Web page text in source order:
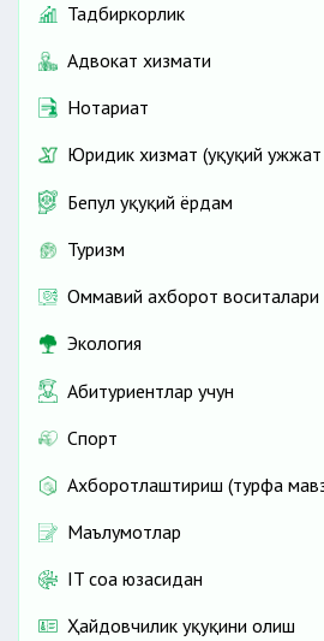
Тадбиркорлик
Адвокат хизмати
Нотариат
Юридик хизмат (ҳуқуқий
Бепул ҳуқуқий ёрдам
Туризм
Оммавий ахборот воситалари
Экология
Абитуриентлар учун
Спорт
Ахборотлаштириш (турфа
Маълумотлар
IT соҳа юзасидан
Ҳайдовчилик ҳуқуқини олиш